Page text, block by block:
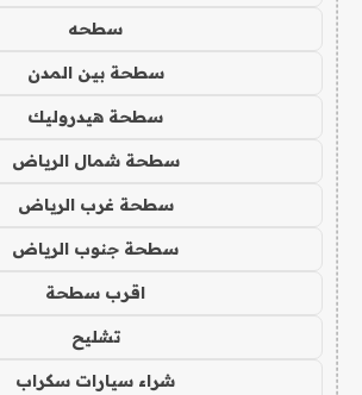
سطحه
سطحة بين المدن
سطحة هيدروليك
سطحة شمال الرياض
سطحة غرب الرياض
سطحة جنوب الرياض
اقرب سطحة
تشليح
شراء سيارات سكراب